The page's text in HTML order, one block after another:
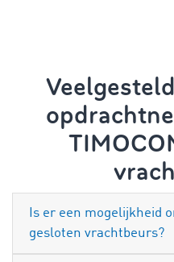
Is er een mogelijkheid
gesloten vrachtbeurs?